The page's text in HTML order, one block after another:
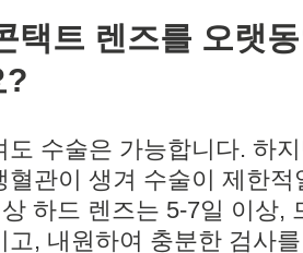
택트 렌즈를 오랫
?
도 수술은 가능합니다. 하
혈관이 생겨 수술이 제한
하드 렌즈는 5-7일 이상,
, 내원하여 충분한 검사